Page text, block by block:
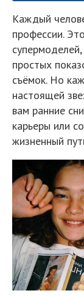
Каждый
профессии.
простых
съёмок. Но
настоящей
вам ранние
карьеры или
жизненный